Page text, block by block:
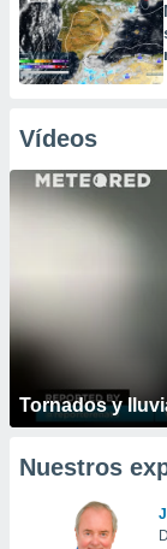
Vídeos
Tornados y
Nuestros